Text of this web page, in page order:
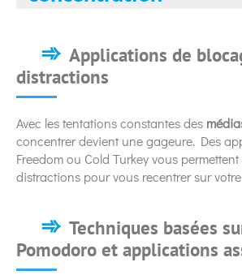
Applications de
distractions
Avec les tentations constantes des
concentrer devient une gageure. Des
Freedom ou Cold Turkey vous
distractions pour vous recentrer sur votre
Techniques basées
Pomodoro et applications